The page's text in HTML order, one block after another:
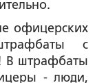
офицерских
с
В штрафбаты
- люди,